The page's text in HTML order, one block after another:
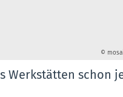
©
Werkstätten schon